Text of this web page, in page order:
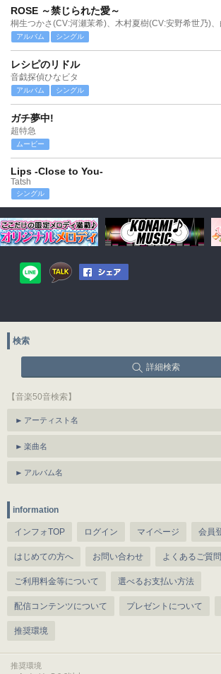
ROSE ～禁じられた愛～
アルバム シングル
レシピのリドル
音戯探偵ひなビタ
アルバム シングル
ガチ夢中!
超特急
ムービー
Lips -Close to You-
Tatsh
シングル
検索
詳細検索
【音楽50音検索】
アーティスト名
楽曲名
アルバム名
information
インフォTOP ログイン マイページ 会員
はじめての方へ お問い合わせ よくあるご質問
ご利用料金等について 選べるお支払い方法
配信コンテンツについて プレゼントについて
推奨環境
推奨環境